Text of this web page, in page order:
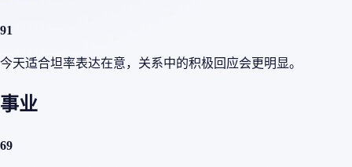
91
今天适合坦率表达在意，关系中的积极回应会更明显。
事业
69